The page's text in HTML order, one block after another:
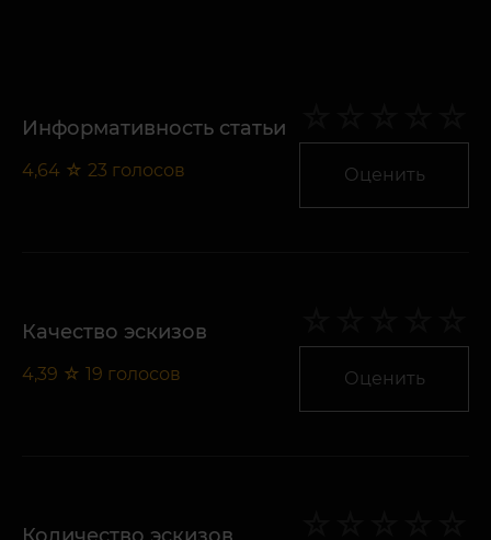
Информативность статьи
4,64 ☆ 23 голосов Оценить
Качество эскизов
4,39 ☆ 19 голосов Оценить